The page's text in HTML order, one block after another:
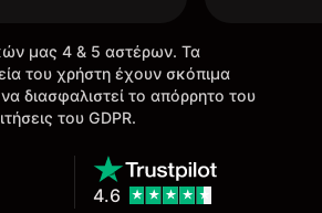
μας 4 & 5 αστέρων. Τα
του χρήστη έχουν σκόπιμα
διασφαλιστεί το απόρρητο του
του GDPR.
4.6